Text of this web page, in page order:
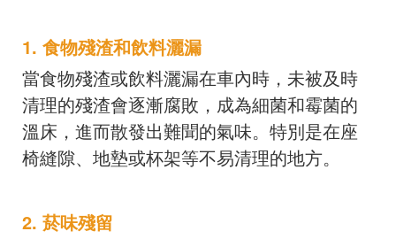
1. 食物殘渣和飲料灑漏
當食物殘渣或飲料灑漏在車內時，未被及時
清理的殘渣會逐漸腐敗，成為細菌和霉菌的
溫床，進而散發出難聞的氣味。特別是在座
椅縫隙、地墊或杯架等不易清理的地方。
2. 菸味殘留